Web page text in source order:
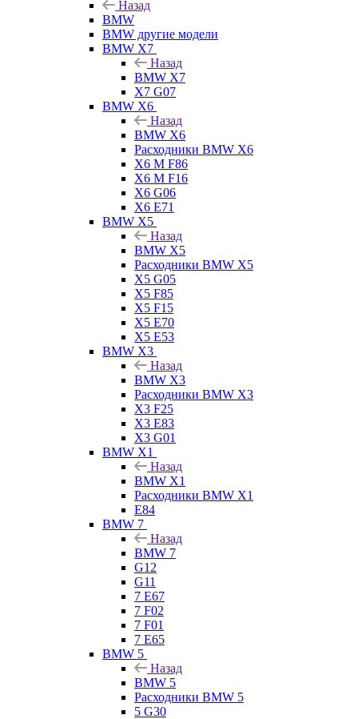
Назад
BMW
BMW другие модели
BMW X7
Назад
BMW X7
X7 G07
BMW X6
Назад
BMW X6
Расходники BMW X6
X6 M F86
X6 M F16
X6 G06
X6 E71
BMW X5
Назад
BMW X5
Расходники BMW X5
X5 G05
X5 F85
X5 F15
X5 E70
X5 E53
BMW X3
Назад
BMW X3
Расходники BMW X3
X3 F25
X3 E83
X3 G01
BMW X1
Назад
BMW X1
Расходники BMW X1
E84
BMW 7
Назад
BMW 7
G12
G11
7 Е67
7 F02
7 F01
7 E65
BMW 5
Назад
BMW 5
Расходники BMW 5
5 G30